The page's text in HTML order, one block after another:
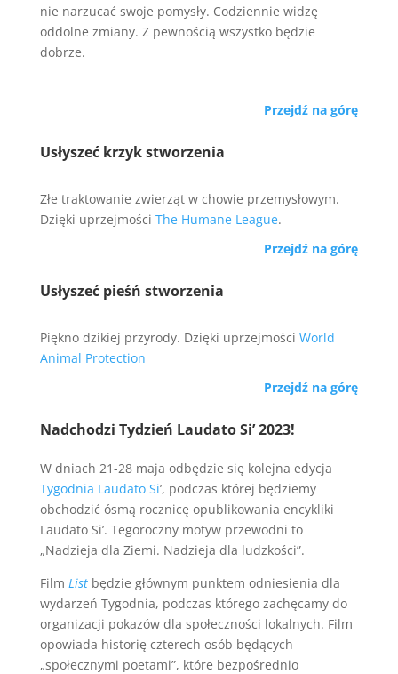
nie narzucać swoje pomysły. Codziennie widzę
oddolne zmiany. Z pewnością wszystko będzie
dobrze.
Przejdź na górę
Usłyszeć krzyk stworzenia
Złe traktowanie zwierząt w chowie przemysłowym.
Dzięki uprzejmości The Humane League.
Przejdź na górę
Usłyszeć pieśń stworzenia
Piękno dzikiej przyrody. Dzięki uprzejmości World
Animal Protection
Przejdź na górę
Nadchodzi Tydzień Laudato Si’ 2023!
W dniach 21-28 maja odbędzie się kolejna edycja
Tygodnia Laudato Si’, podczas której będziemy
obchodzić ósmą rocznicę opublikowania encykliki
Laudato Si’. Tegoroczny motyw przewodni to
„Nadzieja dla Ziemi. Nadzieja dla ludzkości”.
Film List będzie głównym punktem odniesienia dla
wydarzeń Tygodnia, podczas którego zachęcamy do
organizacji pokazów dla społeczności lokalnych. Film
opowiada historię czterech osób będących
„społecznymi poetami”, które bezpośrednio